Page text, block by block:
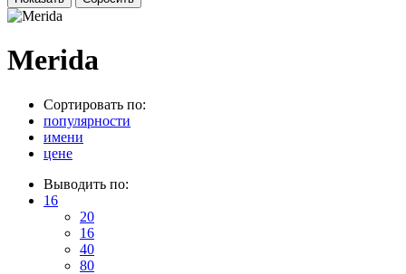
Merida
Сортировать по:
популярности
имени
цене
Выводить по:
16
20
16
40
80